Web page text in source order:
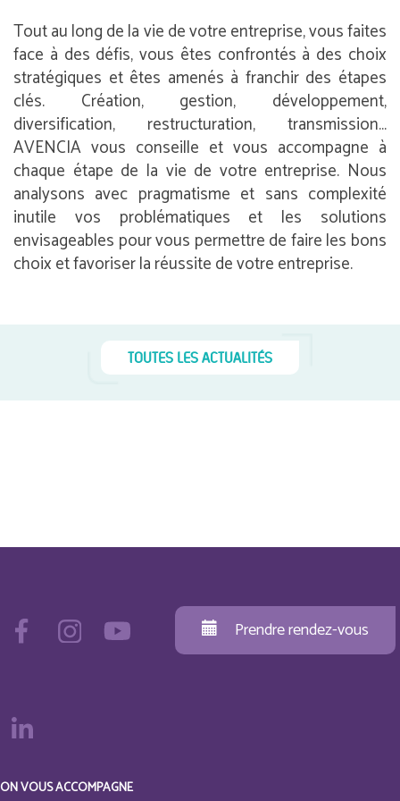
Tout au long de la vie de votre entreprise, vous faites
face à des défis, vous êtes confrontés à des choix
stratégiques et êtes amenés à franchir des étapes
clés. Création, gestion, développement,
diversification, restructuration, transmission…
AVENCIA vous conseille et vous accompagne à
chaque étape de la vie de votre entreprise. Nous
analysons avec pragmatisme et sans complexité
inutile vos problématiques et les solutions
envisageables pour vous permettre de faire les bons
choix et favoriser la réussite de votre entreprise.
TOUTES LES ACTUALITÉS
Prendre rendez-vous
ON VOUS ACCOMPAGNE